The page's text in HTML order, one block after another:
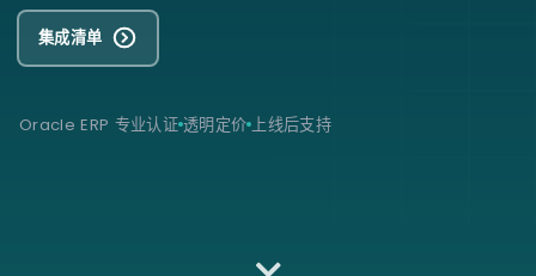
集成清单
Oracle ERP 专业认证 透明定价 上线后支持